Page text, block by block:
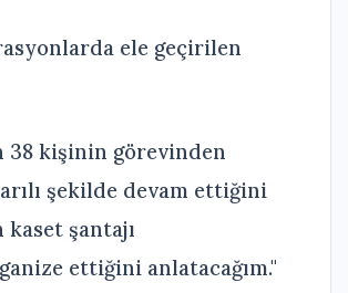
ele geçirilen
38 kişinin görevinden
şekilde devam ettiğini
şantajı
ettiğini anlatacağım."